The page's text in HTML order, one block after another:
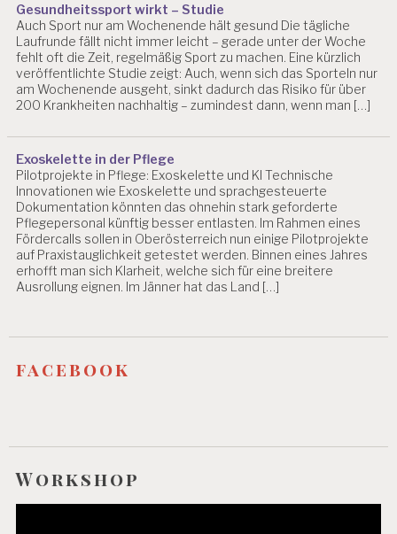
Gesundheitssport wirkt – Studie
Auch Sport nur am Wochenende hält gesund Die tägliche
Laufrunde fällt nicht immer leicht – gerade unter der Woche
fehlt oft die Zeit, regelmäßig Sport zu machen. Eine kürzlich
veröffentlichte Studie zeigt: Auch, wenn sich das Sporteln nur
am Wochenende ausgeht, sinkt dadurch das Risiko für über
200 Krankheiten nachhaltig – zumindest dann, wenn man […]
Exoskelette in der Pflege
Pilotprojekte in Pflege: Exoskelette und KI Technische
Innovationen wie Exoskelette und sprachgesteuerte
Dokumentation könnten das ohnehin stark geforderte
Pflegepersonal künftig besser entlasten. Im Rahmen eines
Fördercalls sollen in Oberösterreich nun einige Pilotprojekte
auf Praxistauglichkeit getestet werden. Binnen eines Jahres
erhofft man sich Klarheit, welche sich für eine breitere
Ausrollung eignen. Im Jänner hat das Land […]
facebook
Workshop